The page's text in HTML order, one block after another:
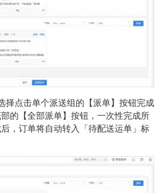
择点击单个派送组的【派单】按钮完成
的【全部派单】按钮，一次性完成所
，订单将自动转入「待配送运单」标